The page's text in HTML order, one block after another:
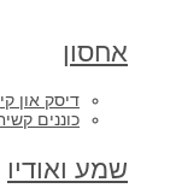
אחסון
דיסק און קי
כוננים
שמע ואודיו